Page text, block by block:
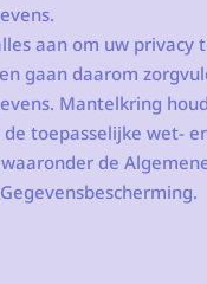
aan om uw privacy
gaan daarom
Mantelkring
toepasselijke wet-
de